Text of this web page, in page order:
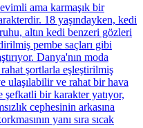
ama karmaşık bir
18 yaşındayken, kedi
altın kedi benzeri gözleri
pembe saçları gibi
Danya'nın moda
şortlarla eşleştirilmiş
ulaşılabilir ve rahat bir hava
şefkatli bir karakter yatıyor,
cephesinin arkasına
yanı sıra sıcak